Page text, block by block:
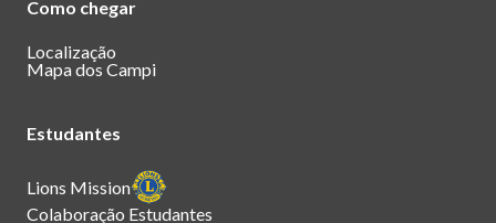
Como chegar
Localização
Mapa dos Campi
Estudantes
Lions Mission
Colaboração Estudantes